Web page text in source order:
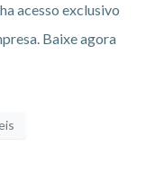
acesso exclusivo
Baixe agora